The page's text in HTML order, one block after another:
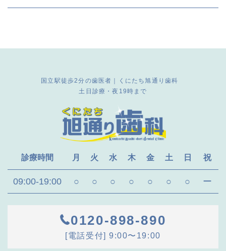
国立駅徒歩2分の歯医者｜くにたち旭通り歯科
土日診療・夜19時まで
診療時間 月 火 水 木 金 土 日 祝
09:00-19:00 ○ ○ ○ ○ ○ ○ ○ ー
0120-898-890
[電話受付] 9:00〜19:00